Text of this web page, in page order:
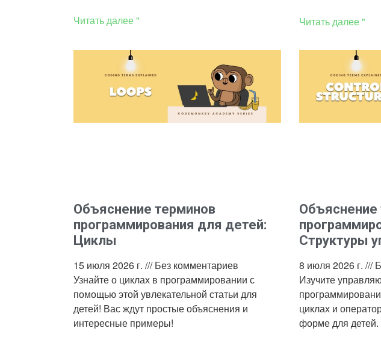
Читать далее " Читать далее "
Объяснение терминов
программирования для детей:
Циклы
15 июля 2026 г.
Без комментариев
Узнайте о циклах в программировании с
помощью этой увлекательной статьи для
детей! Вас ждут простые объяснения и
интересные примеры!
Объяснение
Структуры
8 июля 2026 г.
Изучите
циклах и
форме для детей.